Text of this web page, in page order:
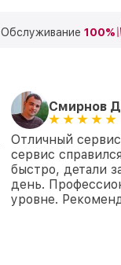
Обслуживание 100%
Смирнов
Отличный
сервис
быстро, детали
день.
уровне.